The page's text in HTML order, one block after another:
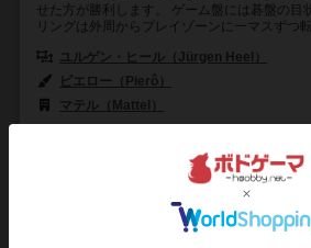
せた方が勝利します。 ゲーム盤には碁盤の目
リングは外周からプレイゾーンに一マスずつ
ユルゲン・ヒール（Jürgen Heel）
ピエロー（Pierô）
マテル（Mattel）
124
経験あり お気に